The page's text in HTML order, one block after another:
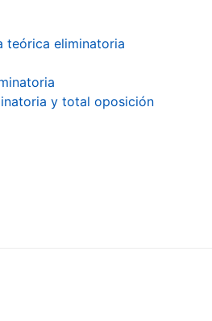
teórica eliminatoria
y total oposición